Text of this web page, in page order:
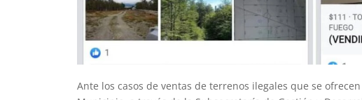
Ante los casos de ventas de terrenos ilegales que se